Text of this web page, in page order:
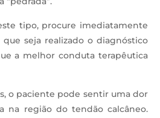
tipo, procure imediatamente
seja realizado o diagnóstico
a melhor conduta terapêutica
o paciente pode sentir uma dor
na região do tendão calcâneo.